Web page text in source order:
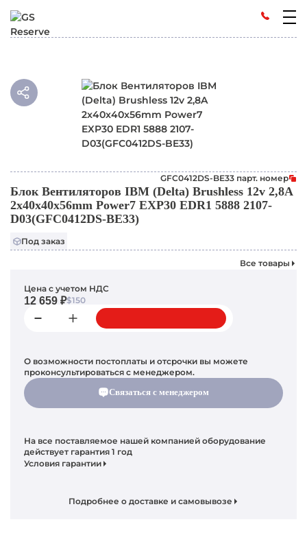
GFC0412DS-BE33 парт. номер
Блок Вентиляторов IBM (Delta) Brushless 12v 2,8A
2x40x40x56mm Power7 EXP30 EDR1 5888 2107-
D03(GFC0412DS-BE33)
Под заказ
Все товары
Цена с учетом НДС
12 659 ₽$150
О возможности постоплаты и отсрочки вы можете
проконсультироваться с менеджером.
Связаться с менеджером
На все поставляемое нашей компанией оборудование
действует гарантия 1 год
Условия гарантии
Подробнее о доставке и самовывозе